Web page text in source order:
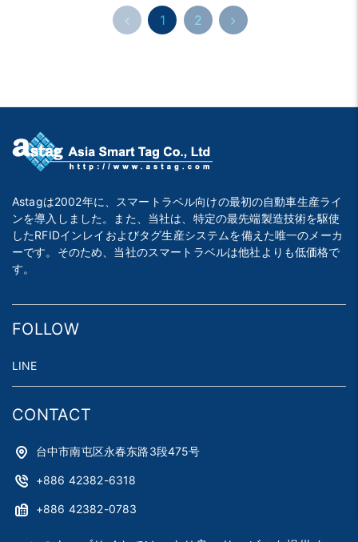
1 2
Astagは2002年に、スマートラベル向けの最初の自動車生産ライ
ンを導入しました。また、当社は、特定の最先端製造技術を駆使
したRFIDインレイおよびタグ生産システムを備えた唯一のメーカ
ーです。そのため、当社のスマートラベルは他社よりも低価格で
す。
FOLLOW
LINE
CONTACT
台中市南屯区永春东路3段475号
+886 42382-6318
+886 42382-0783
astag@astag.com